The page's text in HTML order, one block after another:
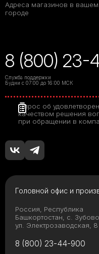
Адреса магазинов в вашем
городе
8 (800) 23-
Служба поддержки
Будни с 07:00 до 16:00 МСК
Опрос об
качеством решения
при обращении в
Головной офис и
Россия, Республика
Башкортостан, с.
ул. Электрозаводская, 8
8 (800) 23-44-900